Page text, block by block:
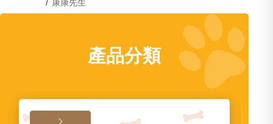
/ 康康先生
產品分類
